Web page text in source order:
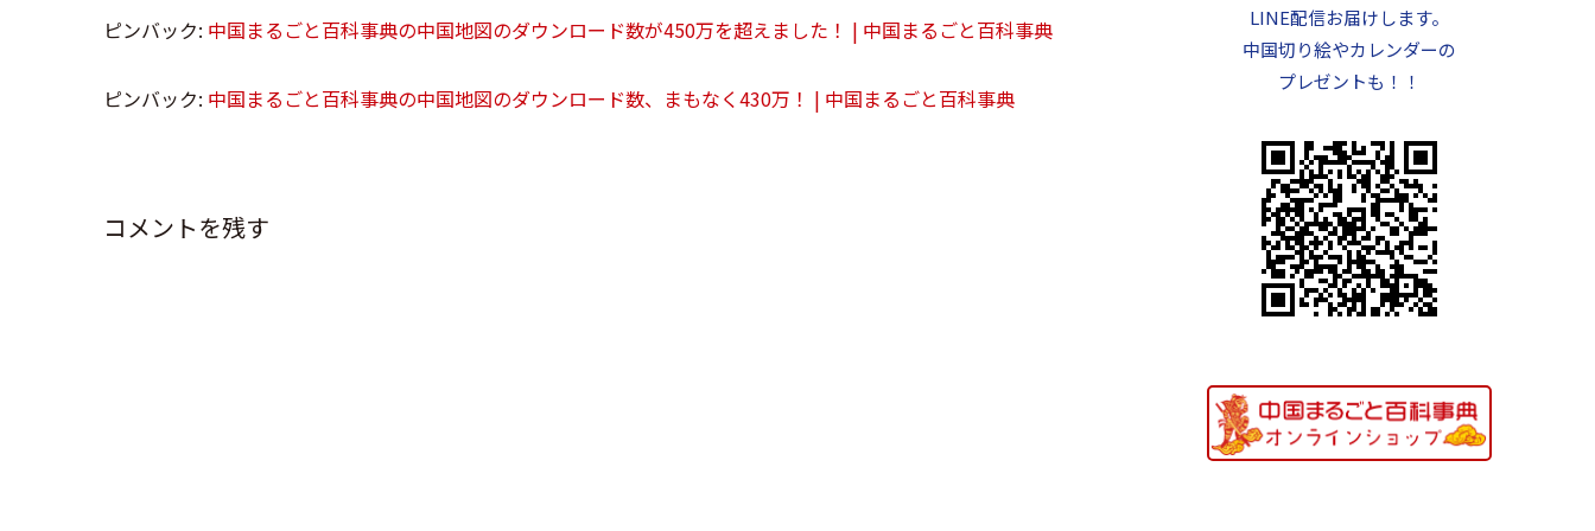
ピンバック: 中国まるごと百科事典の中国地図のダウンロード数が450万を超えました！ | 中国まるごと百科事典
ピンバック: 中国まるごと百科事典の中国地図のダウンロード数、まもなく430万！ | 中国まるごと百科事典
コメントを残す
LINE配信お届けします。
中国切り絵やカレンダーの
プレゼントも！！